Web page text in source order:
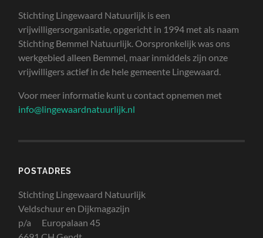
Stichting Lingewaard Natuurlijk is een
vrijwilligersorganisatie, opgericht in 1994 met als naam
Stichting Bemmel Natuurlijk. Oorspronkelijk was ons
werkgebied alleen Bemmel, maar inmiddels zijn onze
vrijwilligers actief in de hele gemeente Lingewaard.
Voor meer informatie kunt u contact opnemen met
info@lingewaardnatuurlijk.nl
POSTADRES
Stichting Lingewaard Natuurlijk
Veldschuur en Dijkmagazijn
p/a Europalaan 45